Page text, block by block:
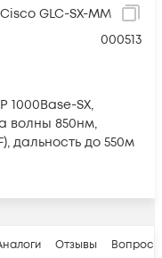
Cisco GLC-SX-MM
000513
1000Base-SX,
волны 850нм,
дальность до 550м
Отзывы Вопросы